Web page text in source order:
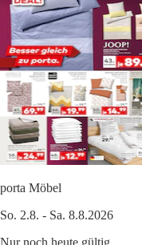
porta Möbel
So. 2.8. - Sa. 8.8.2026
Nur noch heute gültig